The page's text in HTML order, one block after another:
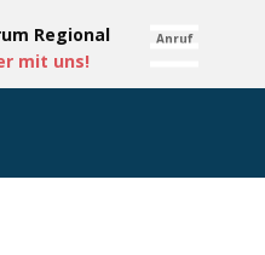
Regional
mit uns!
Anruf